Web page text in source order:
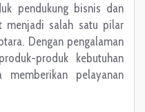
pendukung bisnis dan
menjadi salah satu pilar
Dengan pengalaman
produk kebutuhan
pelayanan